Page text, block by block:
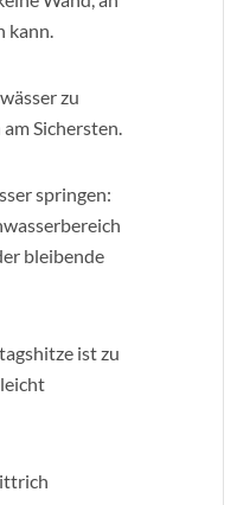
kann.
zu
Sichersten.
springen:
bleibende
ist zu